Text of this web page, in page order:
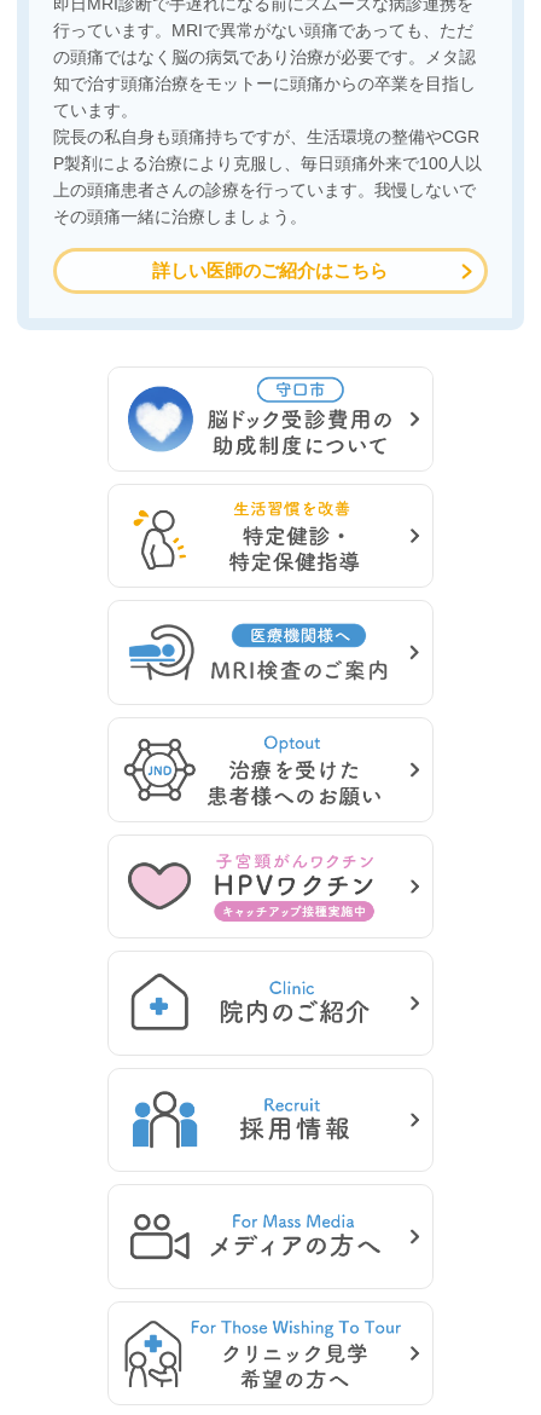
即日MRI診断で手遅れになる前にスムーズな病診連携を
行っています。MRIで異常がない頭痛であっても、ただ
の頭痛ではなく脳の病気であり治療が必要です。メタ認
知で治す頭痛治療をモットーに頭痛からの卒業を目指し
ています。
院長の私自身も頭痛持ちですが、生活環境の整備やCGR
P製剤による治療により克服し、毎日頭痛外来で100人以
上の頭痛患者さんの診療を行っています。我慢しないで
その頭痛一緒に治療しましょう。
詳しい医師のご紹介はこちら